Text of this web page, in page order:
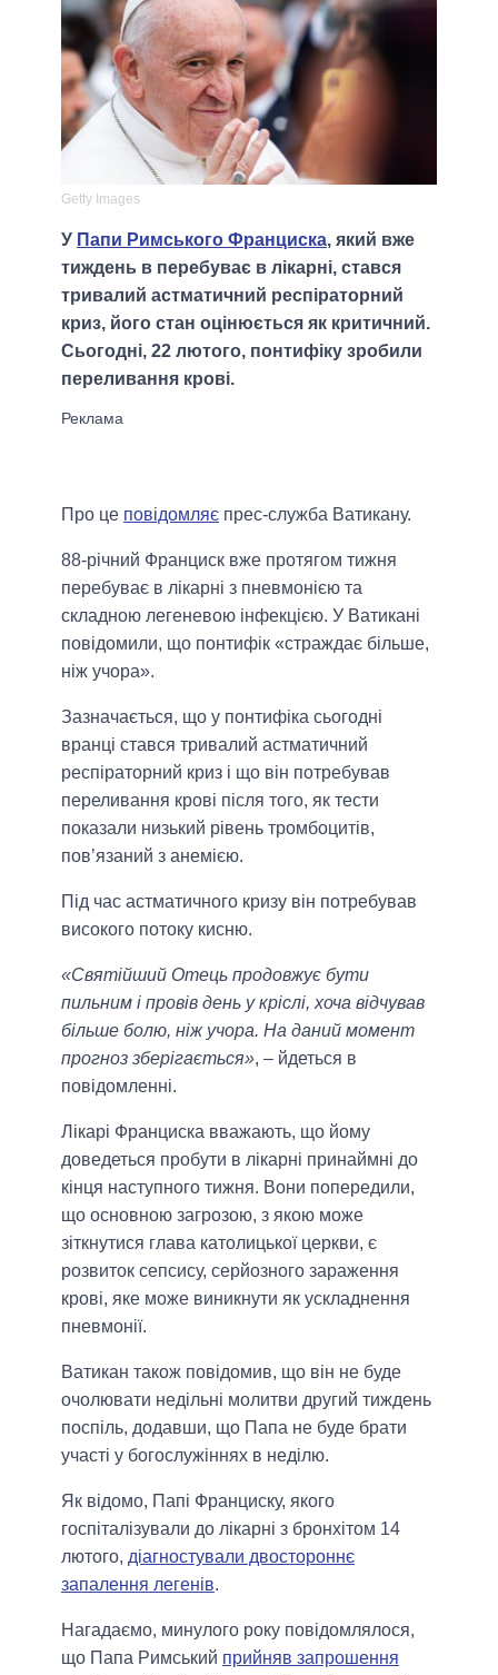
Getty Images
У Папи Римського Франциска, який вже
тиждень в перебуває в лікарні, стався
тривалий астматичний респіраторний
криз, його стан оцінюється як критичний.
Сьогодні, 22 лютого, понтифіку зробили
переливання крові.
Про це повідомляє прес-служба Ватикану.
88-річний Франциск вже протягом тижня
перебуває в лікарні з пневмонією та
складною легеневою інфекцією. У Ватикані
повідомили, що понтифік «страждає більше,
ніж учора».
Зазначається, що у понтифіка сьогодні
вранці стався тривалий астматичний
респіраторний криз і що він потребував
переливання крові після того, як тести
показали низький рівень тромбоцитів,
пов’язаний з анемією.
Під час астматичного кризу він потребував
високого потоку кисню.
«Святійший Отець продовжує бути
пильним і провів день у кріслі, хоча відчував
більше болю, ніж учора. На даний момент
прогноз зберігається», – йдеться в
повідомленні.
Лікарі Франциска вважають, що йому
доведеться пробути в лікарні принаймні до
кінця наступного тижня. Вони попередили,
що основною загрозою, з якою може
зіткнутися глава католицької церкви, є
розвиток сепсису, серйозного зараження
крові, яке може виникнути як ускладнення
пневмонії.
Ватикан також повідомив, що він не буде
очолювати недільні молитви другий тиждень
поспіль, додавши, що Папа не буде брати
участі у богослужіннях в неділю.
Як відомо, Папі Франциску, якого
госпіталізували до лікарні з бронхітом 14
лютого, діагностували двостороннє
запалення легенів.
Нагадаємо, минулого року повідомлялося,
що Папа Римський прийняв запрошення